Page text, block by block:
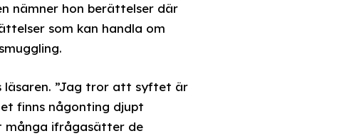
nämner hon berättelser där
som kan handla om
läsaren. ”Jag tror att syftet är
finns någonting djupt
många ifrågasätter de